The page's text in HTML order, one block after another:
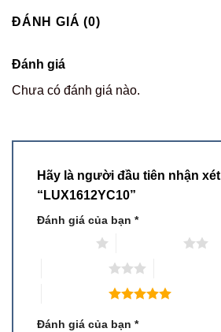
ĐÁNH GIÁ (0)
Đánh giá
Chưa có đánh giá nào.
Hãy là người đầu tiên nhận xét
“LUX1612YC10”
Đánh giá của bạn *
Đánh giá của bạn *